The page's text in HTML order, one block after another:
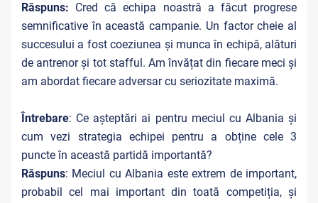
Răspuns: Cred că echipa noastră a făcut progrese
semnificative în această campanie. Un factor cheie al
succesului a fost coeziunea și munca în echipă, alături
de antrenor și tot stafful. Am învățat din fiecare meci și
am abordat fiecare adversar cu seriozitate maximă.
Întrebare: Ce așteptări ai pentru meciul cu Albania și
cum vezi strategia echipei pentru a obține cele 3
puncte în această partidă importantă?
Răspuns: Meciul cu Albania este extrem de important,
probabil cel mai important din toată competiția, și